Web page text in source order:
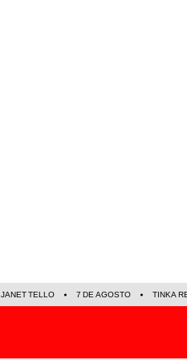
POLÍTICA OPINIÓN ECONOMÍA